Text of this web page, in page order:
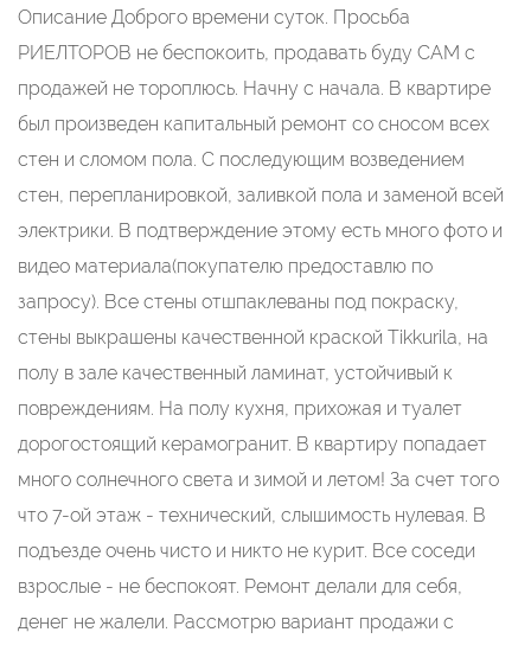
Описание Доброго времени суток. Просьба
РИЕЛТОРОВ не беспокоить, продавать буду САМ с
продажей не тороплюсь. Начну с начала. В квартире
был произведен капитальный ремонт со сносом всех
стен и сломом пола. С последующим возведением
стен, перепланировкой, заливкой пола и заменой всей
электрики. В подтверждение этому есть много фото и
видео материала(покупателю предоставлю по
запросу). Все стены отшпаклеваны под покраску,
стены выкрашены качественной краской Tikkurila, на
полу в зале качественный ламинат, устойчивый к
повреждениям. На полу кухня, прихожая и туалет
дорогостоящий керамогранит. В квартиру попадает
много солнечного света и зимой и летом! За счет того
что 7-ой этаж - технический, слышимость нулевая. В
подъезде очень чисто и никто не курит. Все соседи
взрослые - не беспокоят. Ремонт делали для себя,
денег не жалели. Рассмотрю вариант продажи с